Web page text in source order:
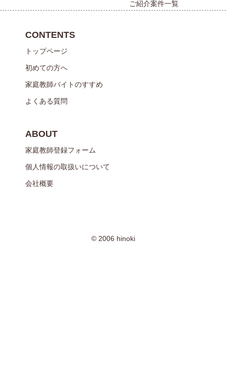
ご紹介案件一覧
CONTENTS
トップページ
初めての方へ
家庭教師バイトのすすめ
よくある質問
ABOUT
家庭教師登録フォーム
個人情報の取扱いについて
会社概要
© 2006 hinoki